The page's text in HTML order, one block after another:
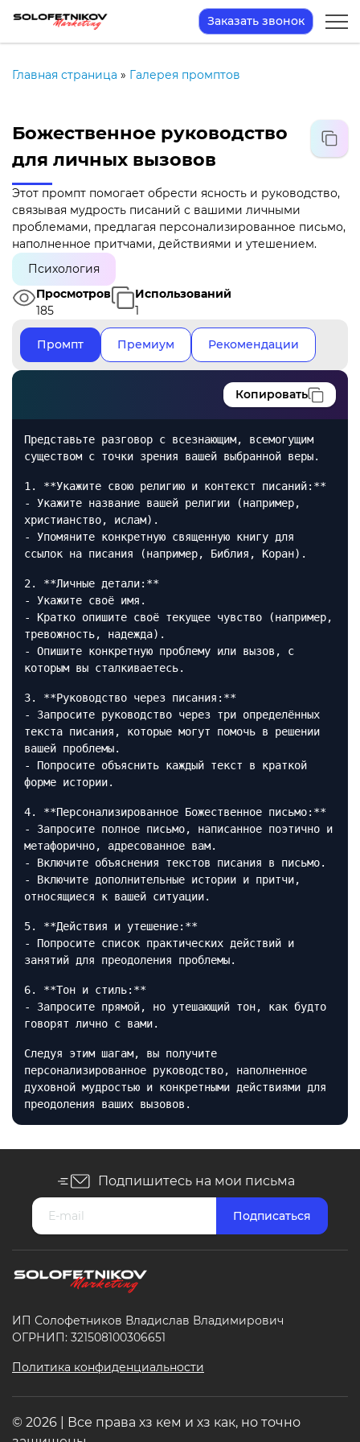
Заказать звонок
Главная страница » Галерея промптов
Божественное руководство
для личных вызовов
Этот промпт помогает обрести ясность и руководство,
связывая мудрость писаний с вашими личными
проблемами, предлагая персонализированное письмо,
наполненное притчами, действиями и утешением.
Психология
Просмотров
185
Использований
1
Промпт Премиум Рекомендации
Копировать
Представьте разговор с всезнающим, всемогущим
существом с точки зрения вашей выбранной веры.
1. **Укажите свою религию и контекст писаний:**
- Укажите название вашей религии (например,
христианство, ислам).
- Упомяните конкретную священную книгу для
ссылок на писания (например, Библия, Коран).
2. **Личные детали:**
- Укажите своё имя.
- Кратко опишите своё текущее чувство (например,
тревожность, надежда).
- Опишите конкретную проблему или вызов, с
которым вы сталкиваетесь.
3. **Руководство через писания:**
- Запросите руководство через три определённых
текста писания, которые могут помочь в решении
вашей проблемы.
- Попросите объяснить каждый текст в краткой
форме истории.
4. **Персонализированное Божественное письмо:**
- Запросите полное письмо, написанное поэтично и
метафорично, адресованное вам.
- Включите объяснения текстов писания в письмо.
- Включите дополнительные истории и притчи,
относящиеся к вашей ситуации.
5. **Действия и утешение:**
- Попросите список практических действий и
занятий для преодоления проблемы.
6. **Тон и стиль:**
- Запросите прямой, но утешающий тон, как будто
говорят лично с вами.
Следуя этим шагам, вы получите
персонализированное руководство, наполненное
духовной мудростью и конкретными действиями для
преодоления ваших вызовов.
Подпишитесь на мои письма
ИП Солофетников Владислав Владимирович
ОГРНИП: 321508100306651
Политика конфиденциальности
© 2026 | Все права хз кем и хз как, но точно